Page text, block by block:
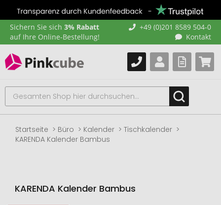
Sichern Sie sich 3% Rabatt
auf Ihre Online-Bestellung!
+49 (0)201 8589 504-0
Kontakt
Startseite Büro Kalender
Tischkalender
KARENDA Kalender Bambus
KARENDA Kalender Bambus